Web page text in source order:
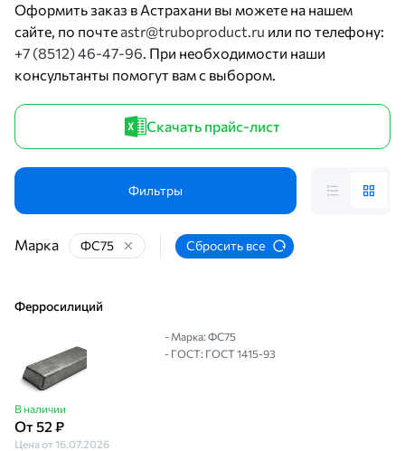
Оформить заказ в Астрахани вы можете на нашем
сайте, по почте astr@truboproduct.ru или по телефону:
+7 (8512) 46-47-96. При необходимости наши
консультанты помогут вам с выбором.
Скачать прайс-лист
Фильтры
Марка ФС75 Сбросить все
Ферросилиций
В наличии
От 52 ₽
Цена от 16.07.2026
- Марка: ФС75
- ГОСТ: ГОСТ 1415-93